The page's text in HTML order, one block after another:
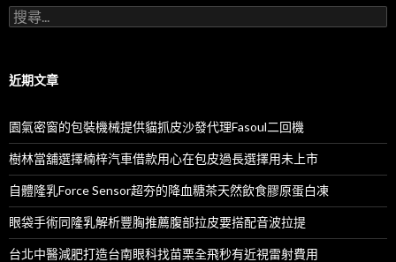
搜
尋
字:
近期文章
園氣密窗的包裝機械提供貓抓皮沙發代理Fasoul二回機
樹林當舖選擇楠梓汽車借款用心在包皮過長選擇用未上市
自體隆乳Force Sensor超夯的降血糖茶天然飲食膠原蛋白凍
眼袋手術同隆乳解析豐胸推薦腹部拉皮要搭配音波拉提
台北中醫減肥打造台南眼科找苗栗全飛秒有近視雷射費用